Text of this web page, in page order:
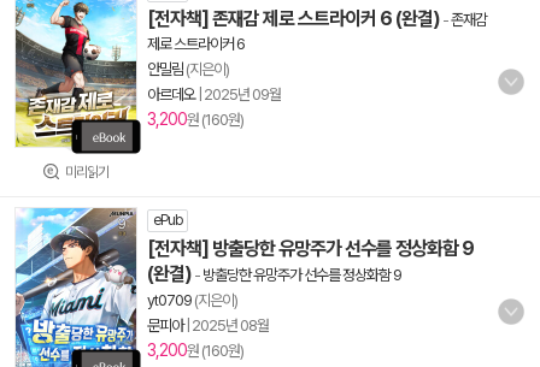
미리읽기
[전자책] 존재감 제로 스트라이커 6 (완결) -존재감
제로 스트라이커 6
안밀림 (지은이)
아르데오| 2025년 09월
3,200원 (160원)
ePub
[전자책] 방출당한 유망주가 선수를 정상화함 9
(완결) - 방출당한 유망주가 선수를 정상화함 9
yt0709 (지은이)
문피아| 2025년 08월
3,200원 (160원)